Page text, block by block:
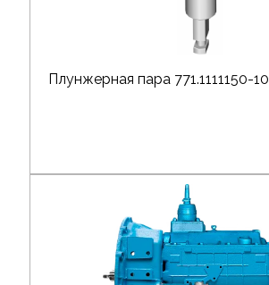
Плунжерная пара 771.1111150-10